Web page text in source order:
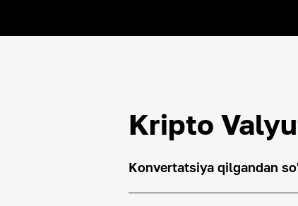
Kripto
Konvertatsiya qilgandan